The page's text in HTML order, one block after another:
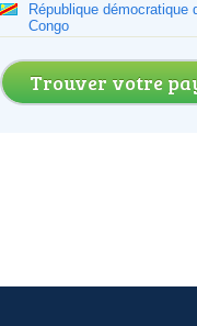
République démocratique
Congo
Trouver votre